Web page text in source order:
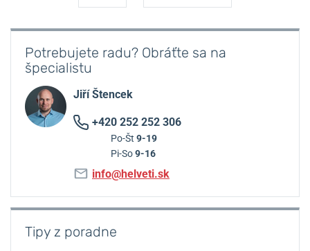
Potrebujete radu? Obráťte sa na
špecialistu
Jiří Štencek
+420 252 252 306
Po-Št 9-19
Pi-So9-16
info@helveti.sk
Tipy z poradne